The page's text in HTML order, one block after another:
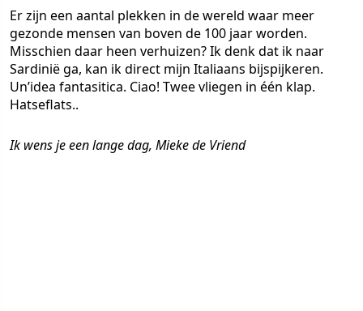
Er zijn een aantal plekken in de wereld waar meer
gezonde mensen van boven de 100 jaar worden.
Misschien daar heen verhuizen? Ik denk dat ik naar
Sardinië ga, kan ik direct mijn Italiaans bijspijkeren.
Un’idea fantasitica. Ciao! Twee vliegen in één klap.
Hatseflats..
Ik wens je een lange dag, Mieke de Vriend